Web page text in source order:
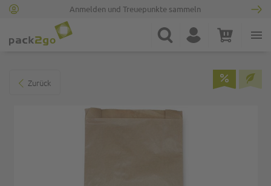
Anmelden und Treuepunkte sammeln
Suche Konto Warenkorb
Zurück